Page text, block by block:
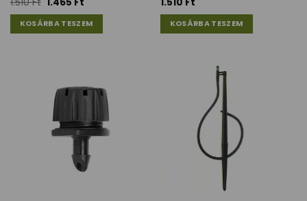
KOSÁRBA TESZEM KOSÁRBA TESZEM